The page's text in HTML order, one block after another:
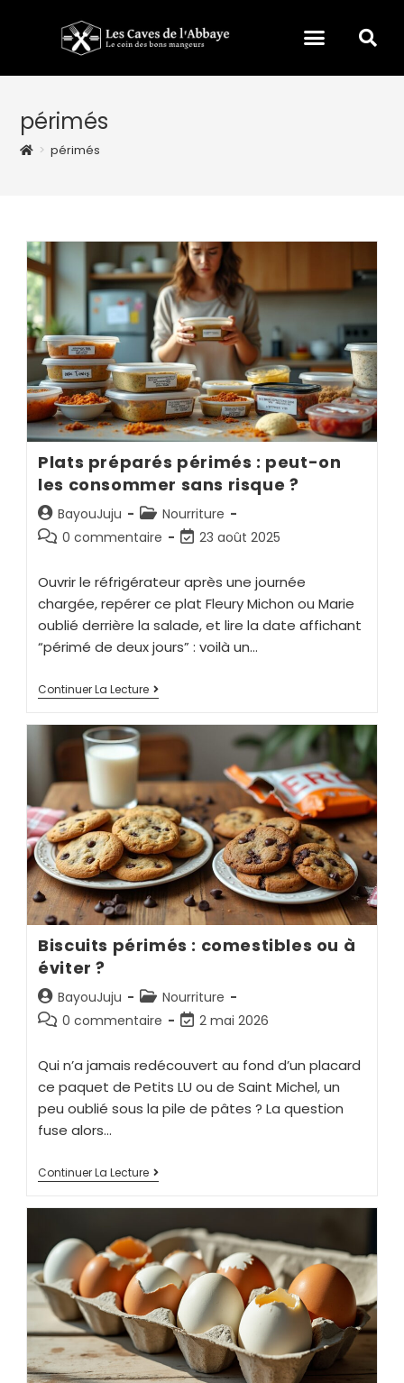
périmés
> périmés
Plats préparés périmés : peut-on
les consommer sans risque ?
BayouJuju
Nourriture
0 commentaire
23 août 2025
Ouvrir le réfrigérateur après une journée
chargée, repérer ce plat Fleury Michon ou Marie
oublié derrière la salade, et lire la date affichant
“périmé de deux jours” : voilà un…
Continuer La Lecture
Biscuits périmés : comestibles ou à
éviter ?
BayouJuju
Nourriture
0 commentaire
2 mai 2026
Qui n’a jamais redécouvert au fond d’un placard
ce paquet de Petits LU ou de Saint Michel, un
peu oublié sous la pile de pâtes ? La question
fuse alors…
Continuer La Lecture